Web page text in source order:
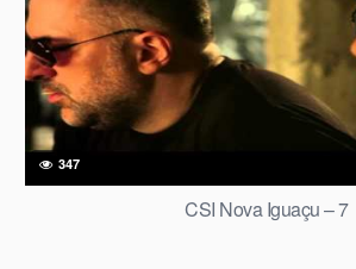
347
CSI Nova Iguaçu – 7